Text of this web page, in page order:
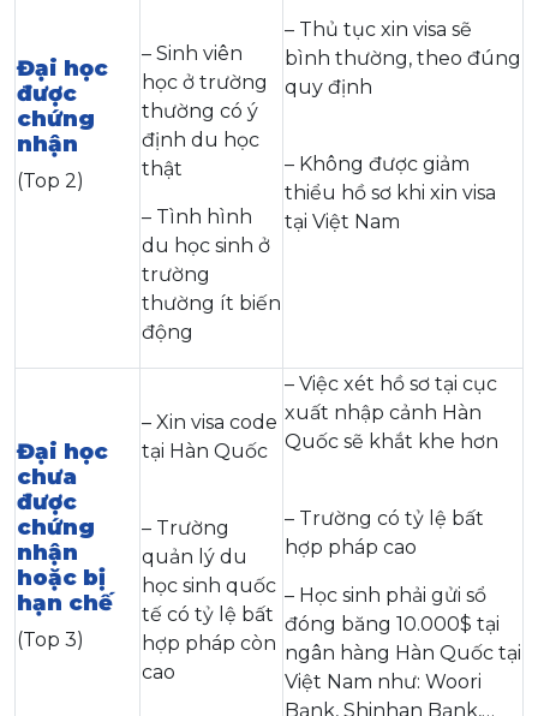
Đại học
được
chứng
nhận
(Top 2)
– Sinh viên
học ở trường
thường có ý
định du học
thật
– Tình hình
du học sinh ở
trường
thường ít biến
động
– Thủ tục xin visa sẽ
bình thường, theo đúng
quy định
– Không được giảm
thiểu hồ sơ khi xin visa
tại Việt Nam
Đại học
chưa
được
chứng
nhận
hoặc bị
hạn chế
(Top 3)
– Xin visa code
tại Hàn Quốc
– Trường
quản lý du
học sinh quốc
tế có tỷ lệ bất
hợp pháp còn
cao
– Việc xét hồ sơ tại cục
xuất nhập cảnh Hàn
Quốc sẽ khắt khe hơn
– Trường có tỷ lệ bất
hợp pháp cao
– Học sinh phải gửi sổ
đóng băng 10.000$ tại
ngân hàng Hàn Quốc tại
Việt Nam như: Woori
Bạnk, Shinhan Bạnk,…